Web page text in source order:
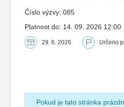
Číslo výzvy: 085
Platnost do: 14. 09. 2026 12:00
29. 6. 2026 Určeno
Pokud je tato stránka